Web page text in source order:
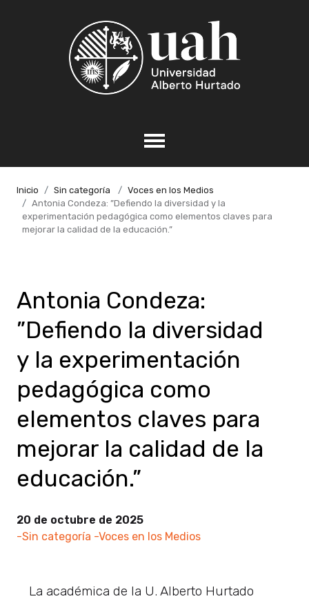
Inicio Sin categoría
Voces en los Medios
Antonia Condeza: ”Defiendo la diversidad y la
experimentación pedagógica como elementos claves para
mejorar la calidad de la educación.”
Antonia Condeza:
”Defiendo la diversidad
y la experimentación
pedagógica como
elementos claves para
mejorar la calidad de la
educación.”
20 de octubre de 2025
-Sin categoría -Voces en los Medios
La académica de la U. Alberto Hurtado